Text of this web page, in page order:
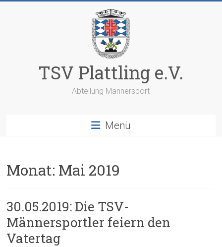
TSV Plattling e.V.
Abteilung Männersport
Menü
Monat: Mai 2019
30.05.2019: Die TSV-
Männersportler feiern den
Vatertag